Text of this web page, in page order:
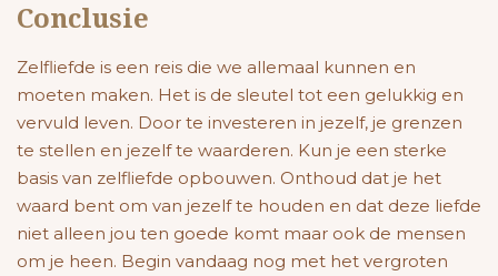
Conclusie
Zelfliefde is een reis die we allemaal kunnen en
moeten maken. Het is de sleutel tot een gelukkig en
vervuld leven. Door te investeren in jezelf, je grenzen
te stellen en jezelf te waarderen. Kun je een sterke
basis van zelfliefde opbouwen. Onthoud dat je het
waard bent om van jezelf te houden en dat deze liefde
niet alleen jou ten goede komt maar ook de mensen
om je heen. Begin vandaag nog met het vergroten